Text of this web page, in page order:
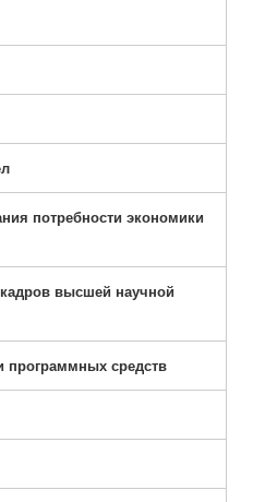
потребности экономики
высшей научной
программных средств